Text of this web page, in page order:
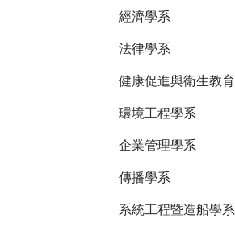
經濟學系
法律學系
健康促進與衛生教
環境工程學系
企業管理學系
傳播學系
系統工程暨造船學系